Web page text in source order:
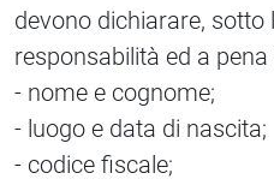
devono dichiarare,
responsabilità ed a pena
- nome e cognome;
- luogo e data di nascita;
- codice fiscale;